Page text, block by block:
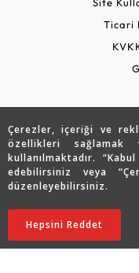
Çerezler, içeriği ve
özellikleri
kullanılmaktadır.
edebilirsiniz veya
düzenleyebilirsiniz.
Hepsini Reddet
22.623 TL
18.085TL
Ticari
Copyright © 2026